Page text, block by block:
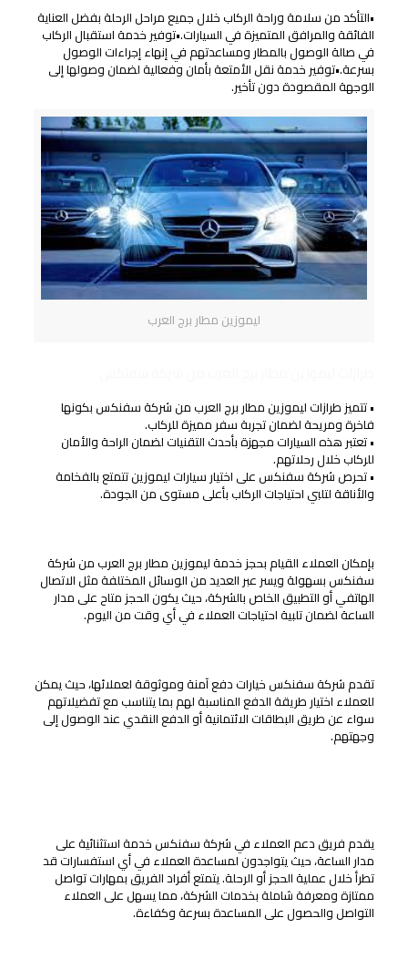
•التأكد من سلامة وراحة الركاب خلال جميع مراحل الرحلة بفضل العناية
الفائقة والمرافق المتميزة في السيارات.•توفير خدمة استقبال الركاب
في صالة الوصول بالمطار ومساعدتهم في إنهاء إجراءات الوصول
بسرعة.•توفير خدمة نقل الأمتعة بأمان وفعالية لضمان وصولها إلى
الوجهة المقصودة دون تأخير.
ليموزين مطار برج العرب
• تتميز طرازات ليموزين مطار برج العرب من شركة سفنكس بكونها
فاخرة ومريحة لضمان تجربة سفر مميزة للركاب.
• تعتبر هذه السيارات مجهزة بأحدث التقنيات لضمان الراحة والأمان
للركاب خلال رحلاتهم.
• تحرص شركة سفنكس على اختيار سيارات ليموزين تتمتع بالفخامة
والأناقة لتلبي احتياجات الركاب بأعلى مستوى من الجودة.
بإمكان العملاء القيام بحجز خدمة ليموزين مطار برج العرب من شركة
سفنكس بسهولة ويسر عبر العديد من الوسائل المختلفة مثل الاتصال
الهاتفي أو التطبيق الخاص بالشركة، حيث يكون الحجز متاح على مدار
الساعة لضمان تلبية احتياجات العملاء في أي وقت من اليوم.
تقدم شركة سفنكس خيارات دفع آمنة وموثوقة لعملائها، حيث يمكن
للعملاء اختيار طريقة الدفع المناسبة لهم بما يتناسب مع تفضيلاتهم
سواء عن طريق البطاقات الائتمانية أو الدفع النقدي عند الوصول إلى
وجهتهم.
يقدم فريق دعم العملاء في شركة سفنكس خدمة استثنائية على
مدار الساعة، حيث يتواجدون لمساعدة العملاء في أي استفسارات قد
تطرأ خلال عملية الحجز أو الرحلة. يتمتع أفراد الفريق بمهارات تواصل
ممتازة ومعرفة شاملة بخدمات الشركة، مما يسهل على العملاء
التواصل والحصول على المساعدة بسرعة وكفاءة.